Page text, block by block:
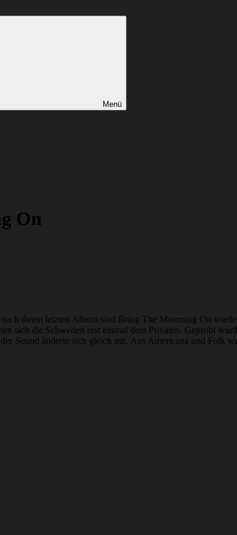
Menü
On
ihrem letzten Album sind Bring The Mourning On
sich die Schweden erst einmal dem Privaten. Geprobt
Sound änderte sich gleich mit. Aus Americana und Folk